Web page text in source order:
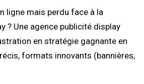
ligne mais perdu face à la
? Une agence publicité display
en stratégie gagnante en
formats innovants (bannières,